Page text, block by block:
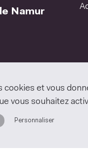
Namur
cookies et vous
vous souhaitez
Personnaliser